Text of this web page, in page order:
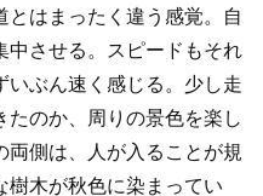
はまったく違う感覚。自
させる。スピードもそれ
ぶん速く感じる。少し走
のか、周りの景色を楽し
側は、人が入ることが規
木が秋色に染まってい